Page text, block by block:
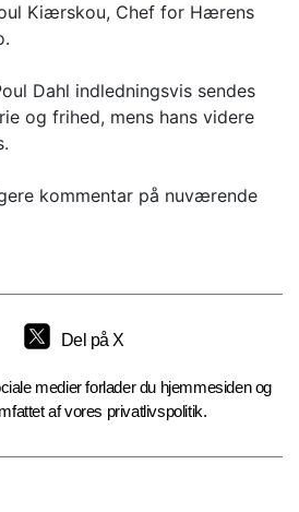
Kiærskou, Chef for Hærens
Dahl indledningsvis sendes
og frihed, mens hans videre
kommentar på nuværende
Del på X
medier forlader du hjemmesiden og
af vores privatlivspolitik.